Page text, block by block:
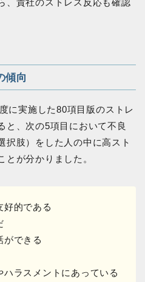
傾向
に実施した80項目版のストレ
と、次の5項目において不良
択肢）をした人の中に高スト
とが分かりました。
好的である
ができる
ラスメントにあっている